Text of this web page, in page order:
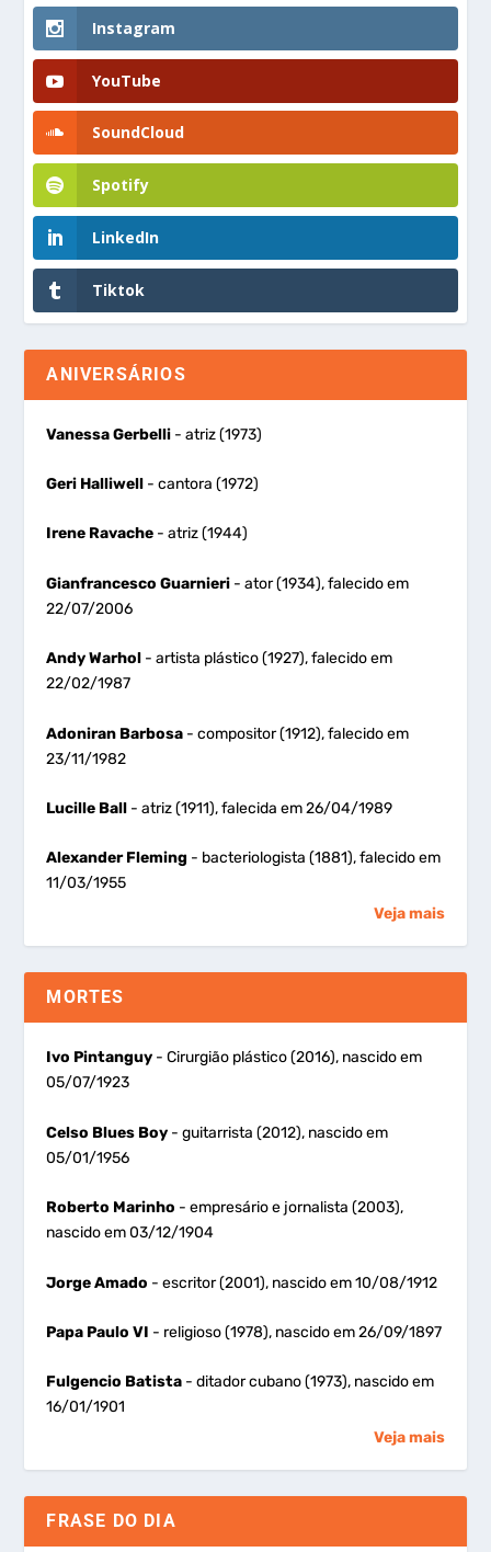
Instagram
YouTube
SoundCloud
Spotify
LinkedIn
Tiktok
ANIVERSÁRIOS
Vanessa Gerbelli - atriz (1973)
Geri Halliwell - cantora (1972)
Irene Ravache - atriz (1944)
Gianfrancesco Guarnieri - ator (1934), falecido em
22/07/2006
Andy Warhol - artista plástico (1927), falecido em
22/02/1987
Adoniran Barbosa - compositor (1912), falecido em
23/11/1982
Lucille Ball - atriz (1911), falecida em 26/04/1989
Alexander Fleming - bacteriologista (1881), falecido em
11/03/1955
Veja mais
MORTES
Ivo Pintanguy - Cirurgião plástico (2016), nascido em
05/07/1923
Celso Blues Boy - guitarrista (2012), nascido em
05/01/1956
Roberto Marinho - empresário e jornalista (2003),
nascido em 03/12/1904
Jorge Amado - escritor (2001), nascido em 10/08/1912
Papa Paulo VI - religioso (1978), nascido em 26/09/1897
Fulgencio Batista - ditador cubano (1973), nascido em
16/01/1901
Veja mais
FRASE DO DIA